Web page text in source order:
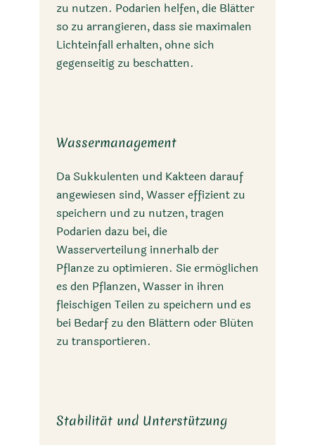
zu nutzen. Podarien helfen, die Blätter
so zu arrangieren, dass sie maximalen
Lichteinfall erhalten, ohne sich
gegenseitig zu beschatten.
Wassermanagement
Da Sukkulenten und Kakteen darauf
angewiesen sind, Wasser effizient zu
speichern und zu nutzen, tragen
Podarien dazu bei, die
Wasserverteilung innerhalb der
Pflanze zu optimieren. Sie ermöglichen
es den Pflanzen, Wasser in ihren
fleischigen Teilen zu speichern und es
bei Bedarf zu den Blättern oder Blüten
zu transportieren.
Stabilität und Unterstützung